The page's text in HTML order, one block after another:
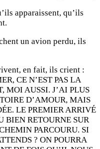
apparaissent, qu’ils
un avion perdu, ils
en fait, ils crient :
CE N’EST PAS LA
MOI AUSSI. J’AI PLUS
D’AMOUR, MAIS
LE PREMIER ARRIVÉ
BIEN RETOURNE SUR
PARCOURU. SI
? ON POURRA